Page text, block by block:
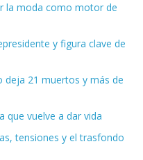
la moda como motor de
y figura clave de
deja 21 muertos y más de
que vuelve a dar vida
tensiones y el trasfondo